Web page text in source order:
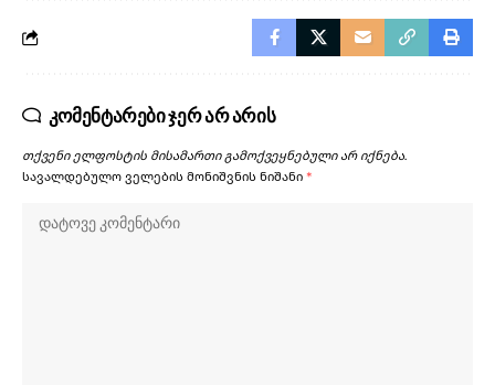
კომენტარები ჯერ არ არის
თქვენი ელფოსტის მისამართი გამოქვეყნებული არ იქნება.
სავალდებულო ველების მონიშვნის ნიშანი *